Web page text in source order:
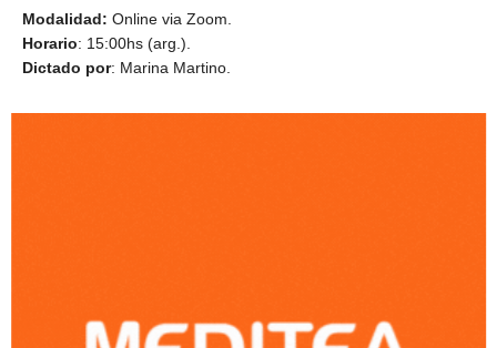
Modalidad: Online via Zoom.
Horario: 15:00hs (arg.).
Dictado por: Marina Martino.